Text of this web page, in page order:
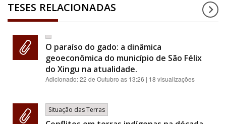
TESES RELACIONADAS
O paraíso do gado: a dinâmica
geoeconômica do município de São Félix
do Xingu na atualidade.
Adicionado:22 de Outubro as 13:26 | 18 visualizações
Situação das Terras